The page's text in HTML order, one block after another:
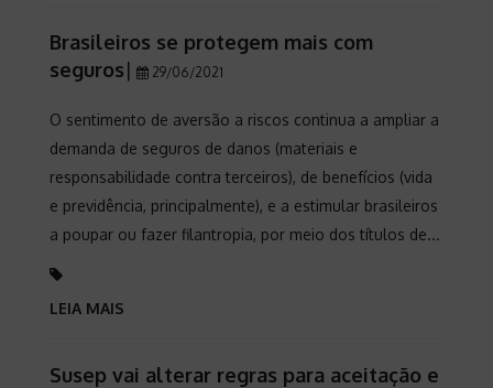
Brasileiros se protegem mais com
seguros| 29/06/2021
O sentimento de aversão a riscos continua a ampliar a
demanda de seguros de danos (materiais e
responsabilidade contra terceiros), de benefícios (vida
e previdência, principalmente), e a estimular brasileiros
a poupar ou fazer filantropia, por meio dos títulos de...
LEIA MAIS
Susep vai alterar regras para aceitação e